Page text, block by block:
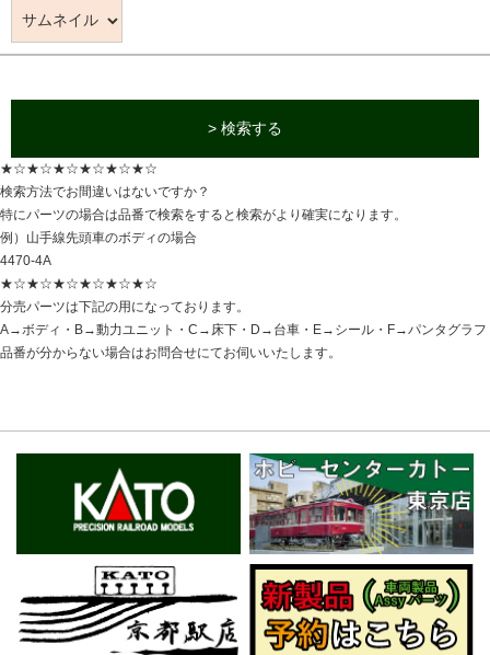
> 検索する
★☆★☆★☆★☆★☆★☆
検索方法でお間違いはないですか？
特にパーツの場合は品番で検索をすると検索がより確実になります。
例）山手線先頭車のボディの場合
4470-4A
★☆★☆★☆★☆★☆★☆
分売パーツは下記の用になっております。
A→ボディ・B→動力ユニット・C→床下・D→台車・E→シール・F→パンタグラフ
品番が分からない場合はお問合せにてお伺いいたします。